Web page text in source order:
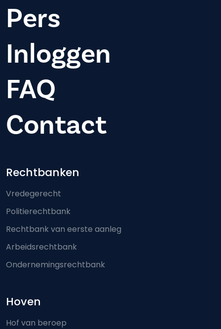
Pers
Inloggen
FAQ
Contact
Footer-menu
Rechtbanken
Vredegerecht
Politierechtbank
Rechtbank van eerste aanleg
Arbeidsrechtbank
Ondernemingsrechtbank
Hoven
Hof van beroep